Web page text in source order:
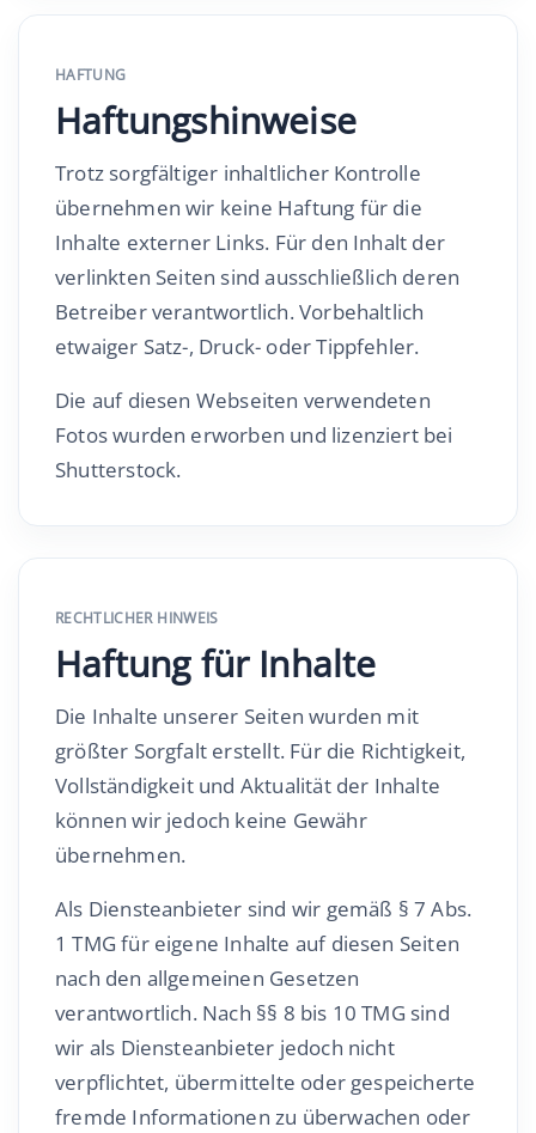
HAFTUNG
Haftungshinweise
Trotz sorgfältiger inhaltlicher Kontrolle
übernehmen wir keine Haftung für die
Inhalte externer Links. Für den Inhalt der
verlinkten Seiten sind ausschließlich deren
Betreiber verantwortlich. Vorbehaltlich
etwaiger Satz-, Druck- oder Tippfehler.
Die auf diesen Webseiten verwendeten
Fotos wurden erworben und lizenziert bei
Shutterstock.
RECHTLICHER HINWEIS
Haftung für Inhalte
Die Inhalte unserer Seiten wurden mit
größter Sorgfalt erstellt. Für die Richtigkeit,
Vollständigkeit und Aktualität der Inhalte
können wir jedoch keine Gewähr
übernehmen.
Als Diensteanbieter sind wir gemäß § 7 Abs.
1 TMG für eigene Inhalte auf diesen Seiten
nach den allgemeinen Gesetzen
verantwortlich. Nach §§ 8 bis 10 TMG sind
wir als Diensteanbieter jedoch nicht
verpflichtet, übermittelte oder gespeicherte
fremde Informationen zu überwachen oder